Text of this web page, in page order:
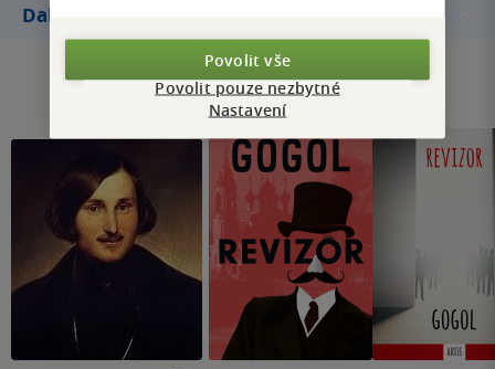
Další knihy autora
Povolit vše
Povolit pouze nezbytné
Nastavení